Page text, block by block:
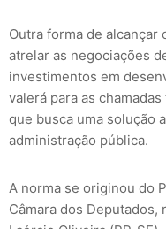
Outra forma de
atrelar as negociações
investimentos em
valerá para as
que busca uma solução
administração pública.
A norma se originou do
Câmara dos Deputados,